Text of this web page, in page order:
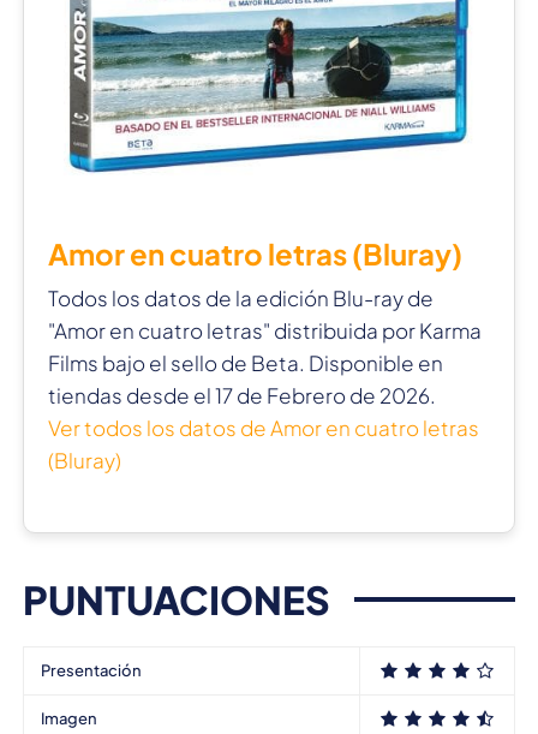
Amor en cuatro letras (Bluray)
Todos los datos de la edición Blu-ray de
"Amor en cuatro letras" distribuida por Karma
Films bajo el sello de Beta. Disponible en
tiendas desde el 17 de Febrero de 2026.
Ver todos los datos de Amor en cuatro letras
(Bluray)
PUNTUACIONES
Presentación
Imagen